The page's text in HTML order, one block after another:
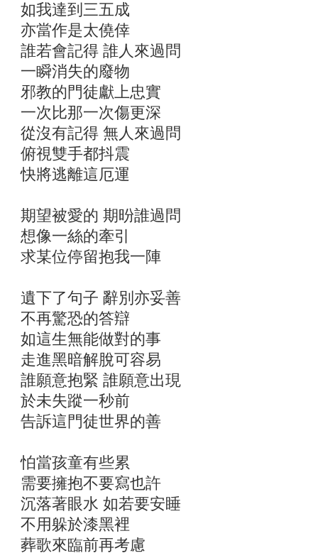
如我達到三五成
亦當作是太僥倖
誰若會記得 誰人來過問
一瞬消失的廢物
邪教的門徒獻上忠實
一次比那一次傷更深
從沒有記得 無人來過問
俯視雙手都抖震
快將逃離這厄運
期望被愛的 期昐誰過問
想像一絲的牽引
求某位停留抱我一陣
遺下了句子 辭別亦妥善
不再驚恐的答辯
如這生無能做對的事
走進黑暗解脫可容易
誰願意抱緊 誰願意出現
於未失蹤一秒前
告訴這門徒世界的善
怕當孩童有些累
需要擁抱不要寫也許
沉落著眼水 如若要安睡
不用躲於漆黑裡
葬歌來臨前再考慮